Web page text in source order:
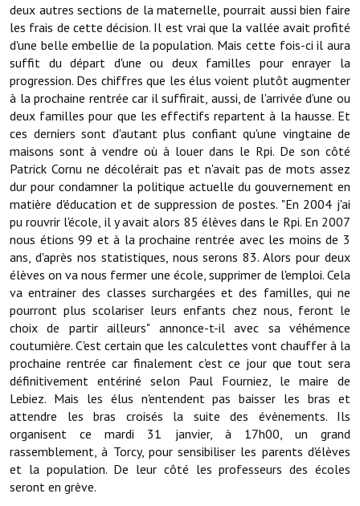
Toutes les publications
Le village dans l'intercommunalité
Communauté de communes
Autres groupements
Les réseaux partenaires
L'association des maires
L'office de tourisme
Le conseil départemental
VILLE PRATIQUE
Services publics intercommunaux
Affaires scolaires, CCAS
Eaux, assainissement
France services
France Renov
Déchets ménagers, tri sélectif, encombrants
deux autres sections de la maternelle, pourrait aussi bien faire
les frais de cette décision. Il est vrai que la vallée avait profité
d'une belle embellie de la population. Mais cette fois-ci il aura
suffit du départ d'une ou deux familles pour enrayer la
progression. Des chiffres que les élus voient plutôt augmenter
à la prochaine rentrée car il suffirait, aussi, de l'arrivée d'une ou
deux familles pour que les effectifs repartent à la hausse. Et
ces derniers sont d'autant plus confiant qu'une vingtaine de
maisons sont à vendre où à louer dans le Rpi. De son côté
Patrick Cornu ne décolérait pas et n'avait pas de mots assez
dur pour condamner la politique actuelle du gouvernement en
matière d'éducation et de suppression de postes. "En 2004 j'ai
pu rouvrir l'école, il y avait alors 85 élèves dans le Rpi. En 2007
nous étions 99 et à la prochaine rentrée avec les moins de 3
ans, d'après nos statistiques, nous serons 83. Alors pour deux
élèves on va nous fermer une école, supprimer de l'emploi. Cela
va entrainer des classes surchargées et des familles, qui ne
pourront plus scolariser leurs enfants chez nous, feront le
choix de partir ailleurs" annonce-t-il avec sa véhémence
coutumière. C'est certain que les calculettes vont chauffer à la
prochaine rentrée car finalement c'est ce jour que tout sera
définitivement entériné selon Paul Fourniez, le maire de
Lebiez. Mais les élus n'entendent pas baisser les bras et
attendre les bras croisés la suite des évènements. Ils
organisent ce mardi 31 janvier, à 17h00, un grand
rassemblement, à Torcy, pour sensibiliser les parents d'élèves
et la population. De leur côté les professeurs des écoles
seront en grève.